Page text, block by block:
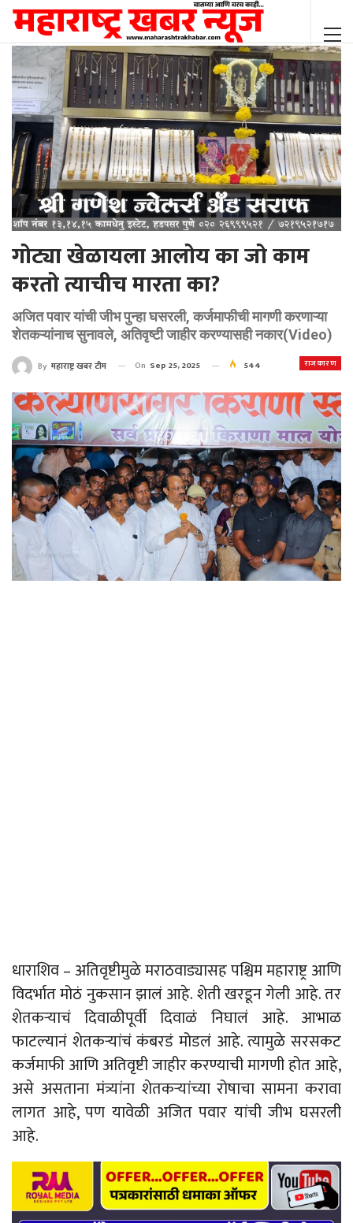
गोट्या खेळायला आलोय का जो काम
करतो त्याचीच मारता का?
अजित पवार यांची जीभ पुन्हा घसरली, कर्जमाफीची मागणी करणाऱ्या
शेतकऱ्यांनाच सुनावले, अतिवृष्टी जाहीर करण्यासही नकार(Video)
राजकारण
By महाराष्ट्र खबर टीम On Sep 25, 2025 544
धाराशिव – अतिवृष्टीमुळे मराठवाड्यासह पश्चिम महाराष्ट्र आणि
विदर्भात मोठं नुकसान झालं आहे. शेती खरडून गेली आहे. तर
शेतकऱ्याचं दिवाळीपूर्वी दिवाळं निघालं आहे. आभाळ
फाटल्यानं शेतकऱ्यांचं कंबरडं मोडलं आहे. त्यामुळे सरसकट
कर्जमाफी आणि अतिवृष्टी जाहीर करण्याची मागणी होत आहे,
असे असताना मंत्र्यांना शेतकऱ्यांच्या रोषाचा सामना करावा
लागत आहे, पण यावेळी अजित पवार यांची जीभ घसरली
आहे.